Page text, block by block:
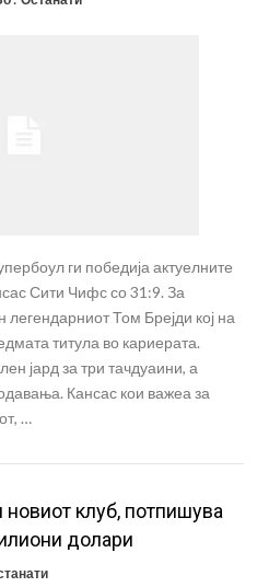
ги победија актуелните
Сити Чифс со 31:9. За
Том Брејди кој на
титула во кариерата.
јард за три тачдуаини, а
Кансас кои важеа за
…
клуб, потпишува
долари